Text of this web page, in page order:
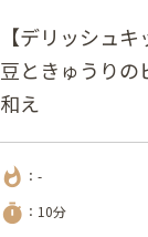
【デリッシュキ
豆ときゅうりの
和え
whatshot ：-
timer ：10分